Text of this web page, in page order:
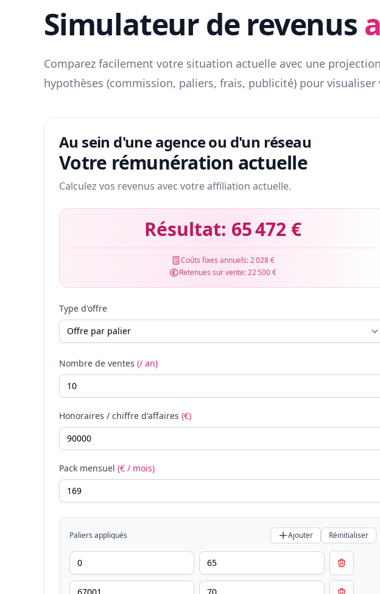
Simulateur de revenus
Comparez facilement votre situation actuelle avec une
hypothèses (commission, paliers, frais, publicité) pour
Au sein d'une agence ou d'un réseau
Votre rémunération actuelle
Calculez vos revenus avec votre affiliation actuelle.
Résultat: 65 472 €
Coûts fixes annuels:2 028 €
Retenues sur vente:22 500 €
Type d'offre
Nombre de ventes (/ an)
Honoraires / chiffre d'affaires (€)
Pack mensuel (€ / mois)
Paliers appliqués Ajouter Réinitialiser